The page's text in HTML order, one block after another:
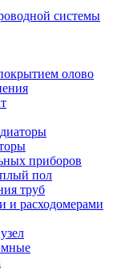
системы
олово
приборов
пол
труб
и расходомерами